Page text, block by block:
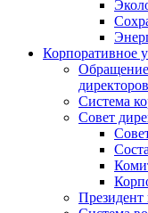
Корпоративное
Обращение
директоров
Система
Совет